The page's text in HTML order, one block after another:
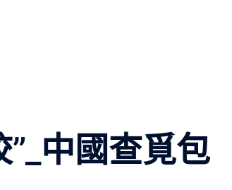
中國查覓包